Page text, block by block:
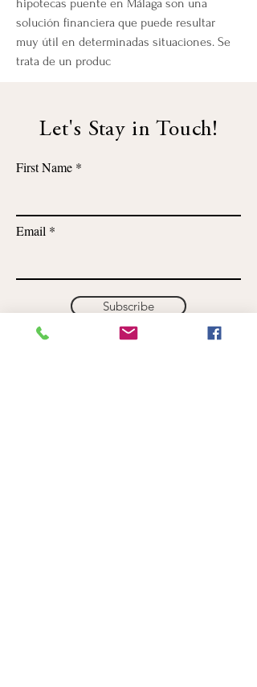
hipotecas puente en Málaga son una
solución financiera que puede resultar
muy útil en determinadas situaciones. Se
trata de un produc
Let's Stay in Touch!
First Name
Email
Subscribe